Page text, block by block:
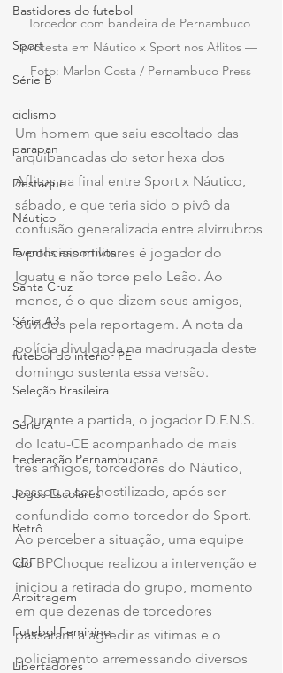
Bastidores do futebol
Sport
Série B
ciclismo
parapan
Destaque
Náutico
Eventos esportivos
Santa Cruz
Série A3
futebol do interior PE
Seleção Brasileira
Série A
Federação Pernambucana
Jogos Escolares
Retrô
CBF
Arbitragem
Futebol Feminino
Libertadores
Torcedor com bandeira de Pernambuco
protesta em Náutico x Sport nos Aflitos —
Foto: Marlon Costa / Pernambuco Press
Um homem que saiu escoltado das
arquibancadas do setor hexa dos
Aflitos na final entre Sport x Náutico,
sábado, e que teria sido o pivô da
confusão generalizada entre alvirrubros
e policiais militares é jogador do
Iguatu e não torce pelo Leão. Ao
menos, é o que dizem seus amigos,
ouvidos pela reportagem. A nota da
polícia divulgada na madrugada deste
domingo sustenta essa versão.
- Durante a partida, o jogador D.F.N.S.
do Icatu-CE acompanhado de mais
três amigos, torcedores do Náutico,
passou a ser hostilizado, após ser
confundido como torcedor do Sport.
Ao perceber a situação, uma equipe
do BPChoque realizou a intervenção e
iniciou a retirada do grupo, momento
em que dezenas de torcedores
passaram a agredir as vitimas e o
policiamento arremessando diversos